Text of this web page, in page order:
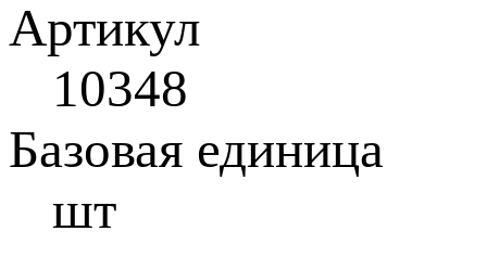
Артикул
10348
Базовая единица
шт